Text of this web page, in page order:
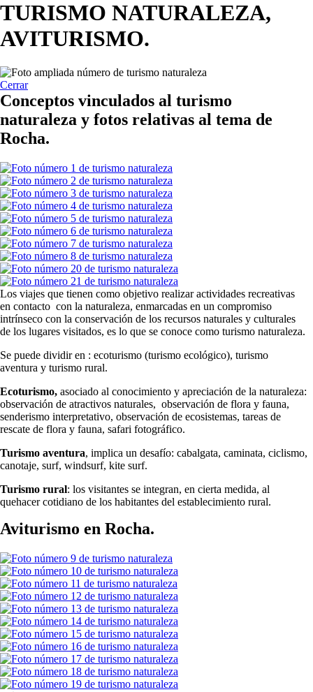
TURISMO NATURALEZA,
AVITURISMO.
Cerrar
Conceptos vinculados al turismo
naturaleza y fotos relativas al tema de
Rocha.
Los viajes que tienen como objetivo realizar actividades recreativas
en contacto con la naturaleza, enmarcadas en un compromiso
intrínseco con la conservación de los recursos naturales y culturales
de los lugares visitados, es lo que se conoce como turismo naturaleza.
Se puede dividir en : ecoturismo (turismo ecológico), turismo
aventura y turismo rural.
Ecoturismo, asociado al conocimiento y apreciación de la naturaleza:
observación de atractivos naturales, observación de flora y fauna,
senderismo interpretativo, observación de ecosistemas, tareas de
rescate de flora y fauna, safari fotográfico.
Turismo aventura, implica un desafío: cabalgata, caminata, ciclismo,
canotaje, surf, windsurf, kite surf.
Turismo rural: los visitantes se integran, en cierta medida, al
quehacer cotidiano de los habitantes del establecimiento rural.
Aviturismo en Rocha.